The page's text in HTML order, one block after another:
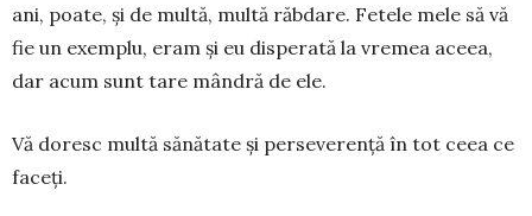
ani, poate, și de multă, multă răb­dare. Fetele mele să vă
fie un exemplu, eram și eu disperată la vremea aceea,
dar acum sunt tare mân­dră de ele.
Vă doresc multă sănătate și perseverență în tot ceea ce
faceți.